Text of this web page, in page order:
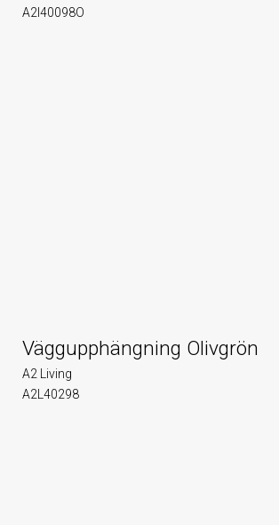
A2l40098O
Väggupphängning Olivgrön
A2 Living
A2L40298